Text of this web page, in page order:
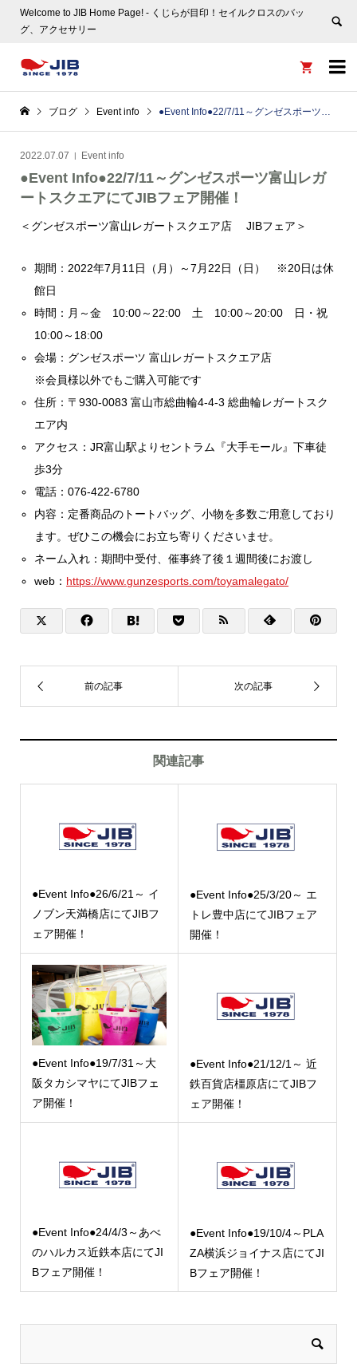
Welcome to JIB Home Page! ‐ くじらが目印！セイルクロスのバッ
グ、アクセサリー


ブログ Event info ●Event Info●22/7/11～グンゼスポーツ富山レガートスクエアにてJIBフェア開催！
2022.07.07 Event info
●Event Info●22/7/11～グンゼスポーツ富山レガ
ートスクエアにてJIBフェア開催！
＜グンゼスポーツ富山レガートスクエア店 JIBフェア＞
期間：2022年7月11日（月）～7月22日（日） ※20日は休
館日
時間：月～金 10:00～22:00 土 10:00～20:00 日・祝
10:00～18:00
会場：グンゼスポーツ 富山レガートスクエア店
※会員様以外でもご購入可能です
住所：〒930-0083 富山市総曲輪4-4-3 総曲輪レガートスク
エア内
アクセス：JR富山駅よりセントラム『大手モール』下車徒
歩3分
電話：076-422-6780
内容：定番商品のトートバッグ、小物を多数ご用意しており
ます。ぜひこの機会にお立ち寄りくださいませ。
ネーム入れ：期間中受付、催事終了後１週間後にお渡し
web： https://www.gunzesports.com/toyamalegato/
関連記事
●Event Info●26/6/21～ イ
ノブン天満橋店にてJIBフ
ェア開催！
●Event Info●25/3/20～ エ
トレ豊中店にてJIBフェア
開催！
●Event Info●19/7/31～大
阪タカシマヤにてJIBフェ
ア開催！
●Event Info●21/12/1～ 近
鉄百貨店橿原店にてJIBフ
ェア開催！
●Event Info●24/4/3～あべ
のハルカス近鉄本店にてJI
Bフェア開催！
●Event Info●19/10/4～PLA
ZA横浜ジョイナス店にてJI
Bフェア開催！